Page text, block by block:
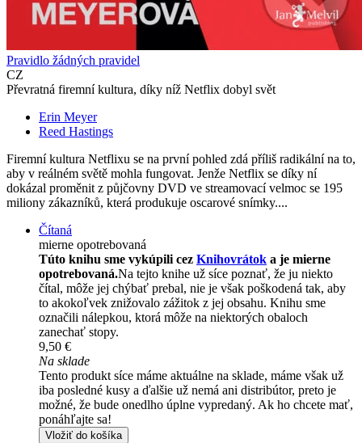
Pravidlo žádných pravidel
CZ
Převratná firemní kultura, díky níž Netflix dobyl svět
Erin Meyer
Reed Hastings
Firemní kultura Netflixu se na první pohled zdá příliš radikální na to,
aby v reálném světě mohla fungovat. Jenže Netflix se díky ní
dokázal proměnit z půjčovny DVD ve streamovací velmoc se 195
miliony zákazníků, která produkuje oscarové snímky....
Čítaná
mierne opotrebovaná
Túto knihu sme vykúpili cez Knihovrátok a je mierne
opotrebovaná.Na tejto knihe už síce poznať, že ju niekto
čítal, môže jej chýbať prebal, nie je však poškodená tak, aby
to akokoľvek znižovalo zážitok z jej obsahu. Knihu sme
označili nálepkou, ktorá môže na niektorých obaloch
zanechať stopy.
9,50 €
Na sklade
Tento produkt síce máme aktuálne na sklade, máme však už
iba posledné kusy a ďalšie už nemá ani distribútor, preto je
možné, že bude onedlho úplne vypredaný. Ak ho chcete mať,
ponáhľajte sa!
Vložiť do košíka